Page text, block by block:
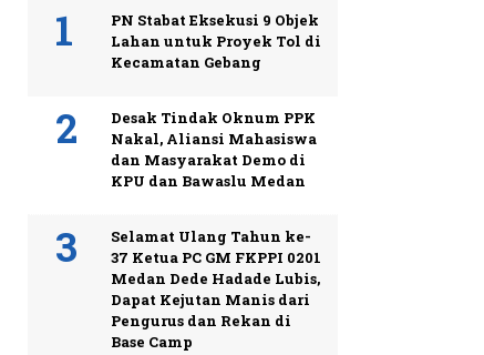
PN Stabat Eksekusi 9 Objek
Lahan untuk Proyek Tol di
Kecamatan Gebang
Desak Tindak Oknum PPK
Nakal, Aliansi Mahasiswa
dan Masyarakat Demo di
KPU dan Bawaslu Medan
Selamat Ulang Tahun ke-
37 Ketua PC GM FKPPI 0201
Medan Dede Hadade Lubis,
Dapat Kejutan Manis dari
Pengurus dan Rekan di
Base Camp